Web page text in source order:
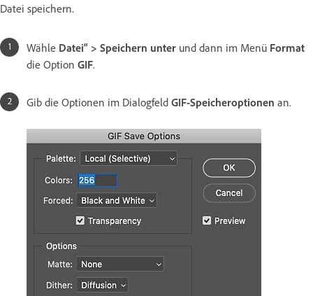
Datei speichern.
Wähle Datei“ > Speichern unter und dann im Menü Format
die Option GIF.
Gib die Optionen im Dialogfeld GIF-Speicheroptionen an.